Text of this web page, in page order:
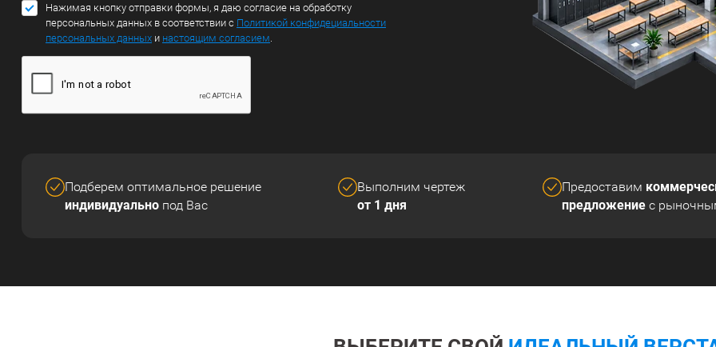
Нажимая кнопку отправки формы, я даю согласие на обработку
персональных данных в соответствии с Политикой конфидециальности
персональных данных и настоящим согласием.
Подберем оптимальное решение
индивидуально под Вас
Выполним чертеж
от 1 дня
Предоставим
предложениес